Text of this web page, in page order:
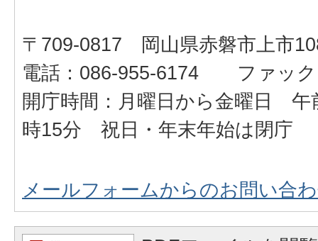
〒709-0817 岡山県赤磐市上市
電話：086-955-6174 ファック
開庁時間：月曜日から金曜日 午
時15分 祝日・年末年始は閉庁
メールフォームからのお問い合